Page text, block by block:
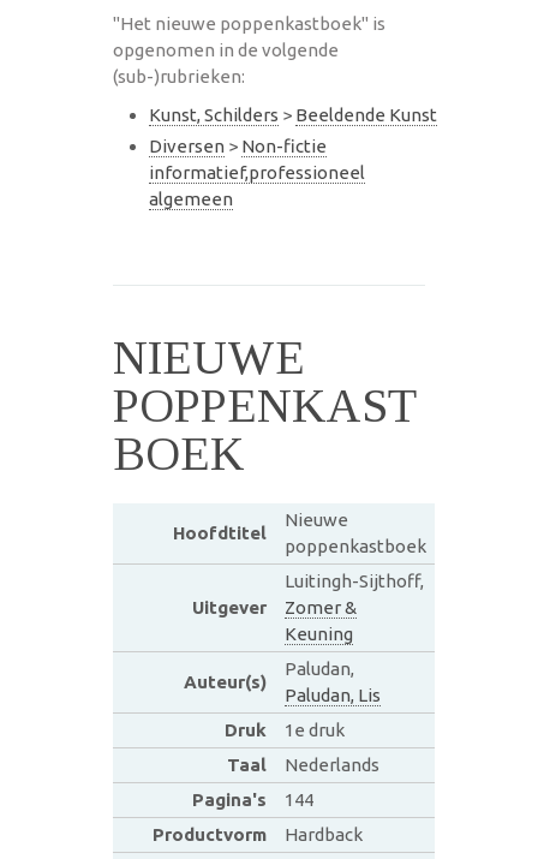
"Het nieuwe poppenkastboek" is
opgenomen in de volgende
(sub-)rubrieken:
Kunst, Schilders > Beeldende Kunst
Diversen > Non-fictie
informatief,professioneel
algemeen
NIEUWE
POPPENKAST
BOEK
Hoofdtitel
Nieuwe
poppenkastboek
Uitgever
Luitingh-Sijthoff,
Zomer &
Keuning
Auteur(s)
Paludan,
Paludan, Lis
Druk
1e druk
Taal
Nederlands
Pagina's
144
Productvorm
Hardback